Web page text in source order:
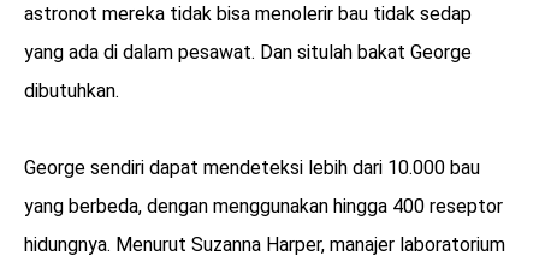
astronot mereka tidak bisa menolerir bau tidak sedap
yang ada di dalam pesawat. Dan situlah bakat George
dibutuhkan.
George sendiri dapat mendeteksi lebih dari 10.000 bau
yang berbeda, dengan menggunakan hingga 400 reseptor
hidungnya. Menurut Suzanna Harper, manajer laboratorium